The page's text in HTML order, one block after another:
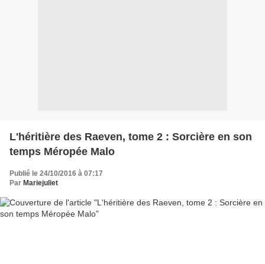
L'héritière des Raeven, tome 2 : Sorcière en son
temps Méropée Malo
Publié le 24/10/2016 à 07:17
Par Mariejuliet